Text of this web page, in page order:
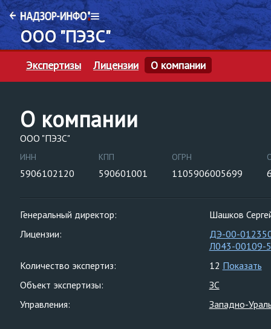
ООО "ПЭЗС"
Экспертизы Лицензии О компании
О компании
ООО "ПЭЗС"
ИНН
5906102120
КПП
590601001
ОГРН
1105906005699
Генеральный директор:
Шашков
Лицензии:
ДЭ-00-
Л043-00109-
Количество экспертиз:
12 Показать
Объект экспертизы:
ЗС
Управления:
Западно-